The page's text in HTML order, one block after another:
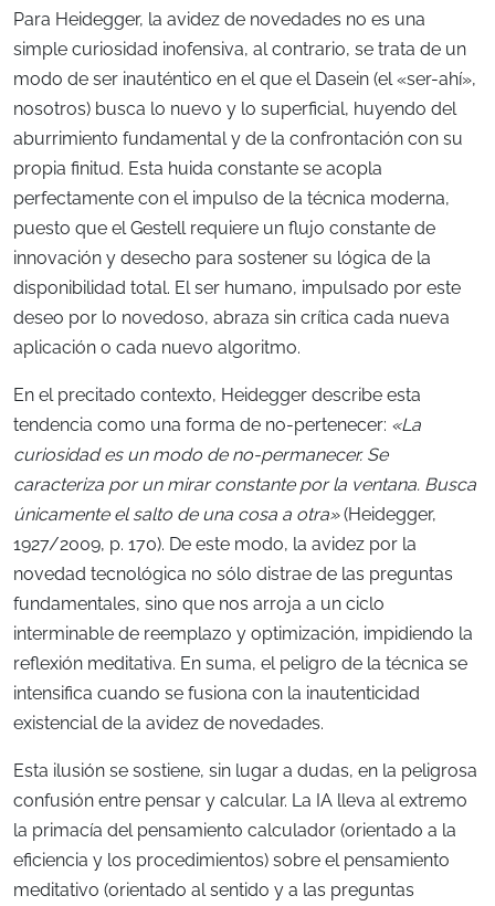
Para Heidegger, la avidez de novedades no es una
simple curiosidad inofensiva, al contrario, se trata de un
modo de ser inauténtico en el que el Dasein (el «ser-ahí»,
nosotros) busca lo nuevo y lo superficial, huyendo del
aburrimiento fundamental y de la confrontación con su
propia finitud. Esta huida constante se acopla
perfectamente con el impulso de la técnica moderna,
puesto que el Gestell requiere un flujo constante de
innovación y desecho para sostener su lógica de la
disponibilidad total. El ser humano, impulsado por este
deseo por lo novedoso, abraza sin crítica cada nueva
aplicación o cada nuevo algoritmo.
En el precitado contexto, Heidegger describe esta
tendencia como una forma de no-pertenecer: «La
curiosidad es un modo de no-permanecer. Se
caracteriza por un mirar constante por la ventana. Busca
únicamente el salto de una cosa a otra»(Heidegger,
1927/2009, p. 170). De este modo, la avidez por la
novedad tecnológica no sólo distrae de las preguntas
fundamentales, sino que nos arroja a un ciclo
interminable de reemplazo y optimización, impidiendo la
reflexión meditativa. En suma, el peligro de la técnica se
intensifica cuando se fusiona con la inautenticidad
existencial de la avidez de novedades.
Esta ilusión se sostiene, sin lugar a dudas, en la peligrosa
confusión entre pensar y calcular. La IA lleva al extremo
la primacía del pensamiento calculador (orientado a la
eficiencia y los procedimientos) sobre el pensamiento
meditativo (orientado al sentido y a las preguntas